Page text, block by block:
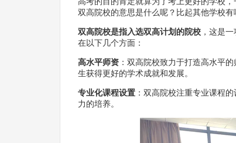
双高院校的意思是什么呢？比起其他学校
双高院校是指入选双高计划的院校 ，这是
在以下几个方面：
高水平师资 ：双高院校致力于打造高水平
生获得更好的学术成就和发展。
专业化课程设置 ：双高院校注重专业课程
力的培养。